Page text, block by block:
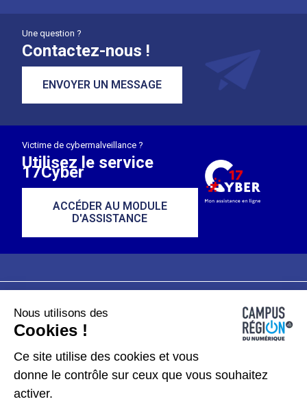
Une question ?
Contactez-nous !
ENVOYER UN MESSAGE
Victime de cybermalveillance ?
Utilisez le service
17Cyber
ACCÉDER AU MODULE
D'ASSISTANCE
Plan du site
Données personnelles
Gérer les cookies
Nous utilisons des
Cookies !
Ce site utilise des cookies et vous
donne le contrôle sur ceux que vous souhaitez
activer.